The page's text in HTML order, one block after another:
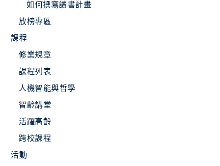
如何撰寫讀書計畫
放榜專區
課程
修業規章
課程列表
人機智能與哲學
智齡講堂
活躍高齡
跨校課程
活動